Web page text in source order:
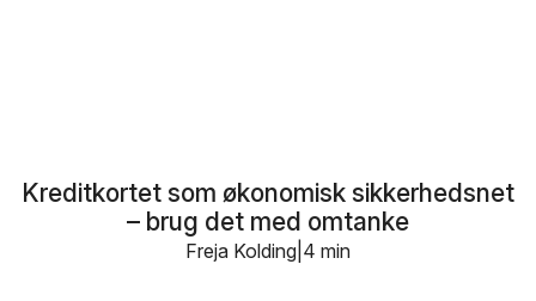
Kreditkortet som økonomisk sikkerhedsnet
– brug det med omtanke
4 min
Freja Kolding